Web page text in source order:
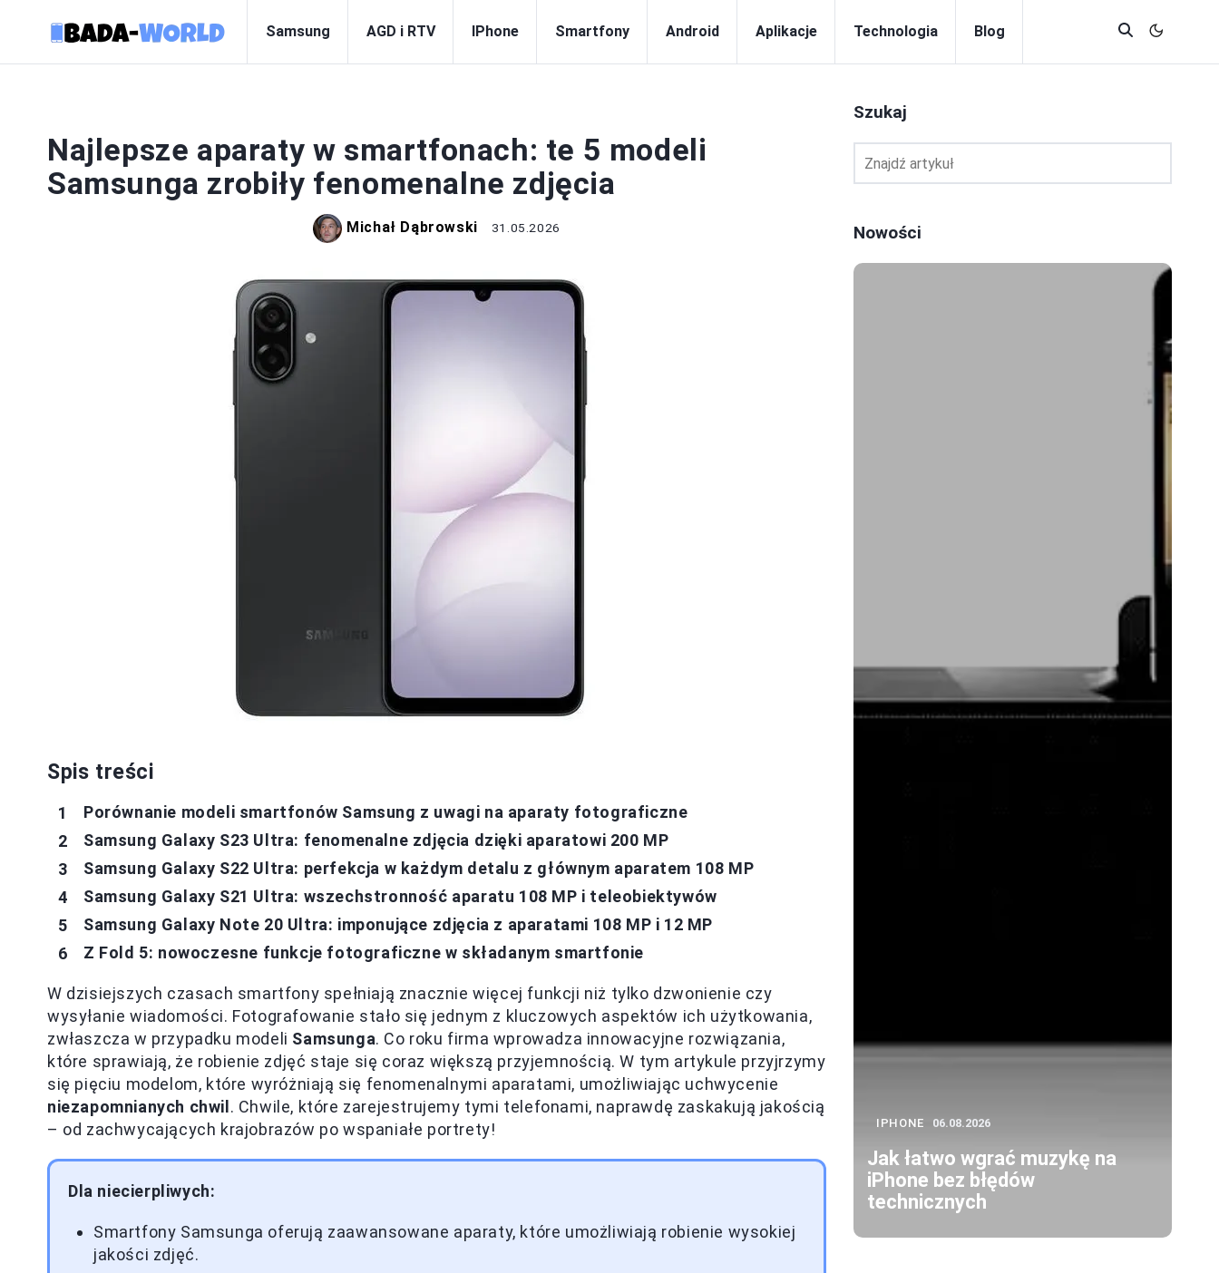
Samsung AGD i RTV IPhone Smartfony Android Aplikacje Technologia Blog
Najlepsze aparaty w smartfonach: te 5 modeli
Samsunga zrobiły fenomenalne zdjęcia
Michał Dąbrowski 31.05.2026
Spis treści
Porównanie modeli smartfonów Samsung z uwagi na aparaty fotograficzne
Samsung Galaxy S23 Ultra: fenomenalne zdjęcia dzięki aparatowi 200 MP
Samsung Galaxy S22 Ultra: perfekcja w każdym detalu z głównym aparatem 108 MP
Samsung Galaxy S21 Ultra: wszechstronność aparatu 108 MP i teleobiektywów
Samsung Galaxy Note 20 Ultra: imponujące zdjęcia z aparatami 108 MP i 12 MP
Z Fold 5: nowoczesne funkcje fotograficzne w składanym smartfonie
W dzisiejszych czasach smartfony spełniają znacznie więcej funkcji niż tylko dzwonienie czy
wysyłanie wiadomości. Fotografowanie stało się jednym z kluczowych aspektów ich użytkowania,
zwłaszcza w przypadku modeli Samsunga. Co roku firma wprowadza innowacyjne rozwiązania,
które sprawiają, że robienie zdjęć staje się coraz większą przyjemnością. W tym artykule przyjrzymy
się pięciu modelom, które wyróżniają się fenomenalnymi aparatami, umożliwiając uchwycenie
niezapomnianych chwil . Chwile, które zarejestrujemy tymi telefonami, naprawdę zaskakują jakością
– od zachwycających krajobrazów po wspaniałe portrety!
Dla niecierpliwych:
Smartfony Samsunga oferują zaawansowane aparaty, które umożliwiają robienie wysokiej
jakości zdjęć.
Szukaj
Nowości
IPHONE 06.08.2026
Jak łatwo wgrać muzykę na
iPhone bez błędów
technicznych